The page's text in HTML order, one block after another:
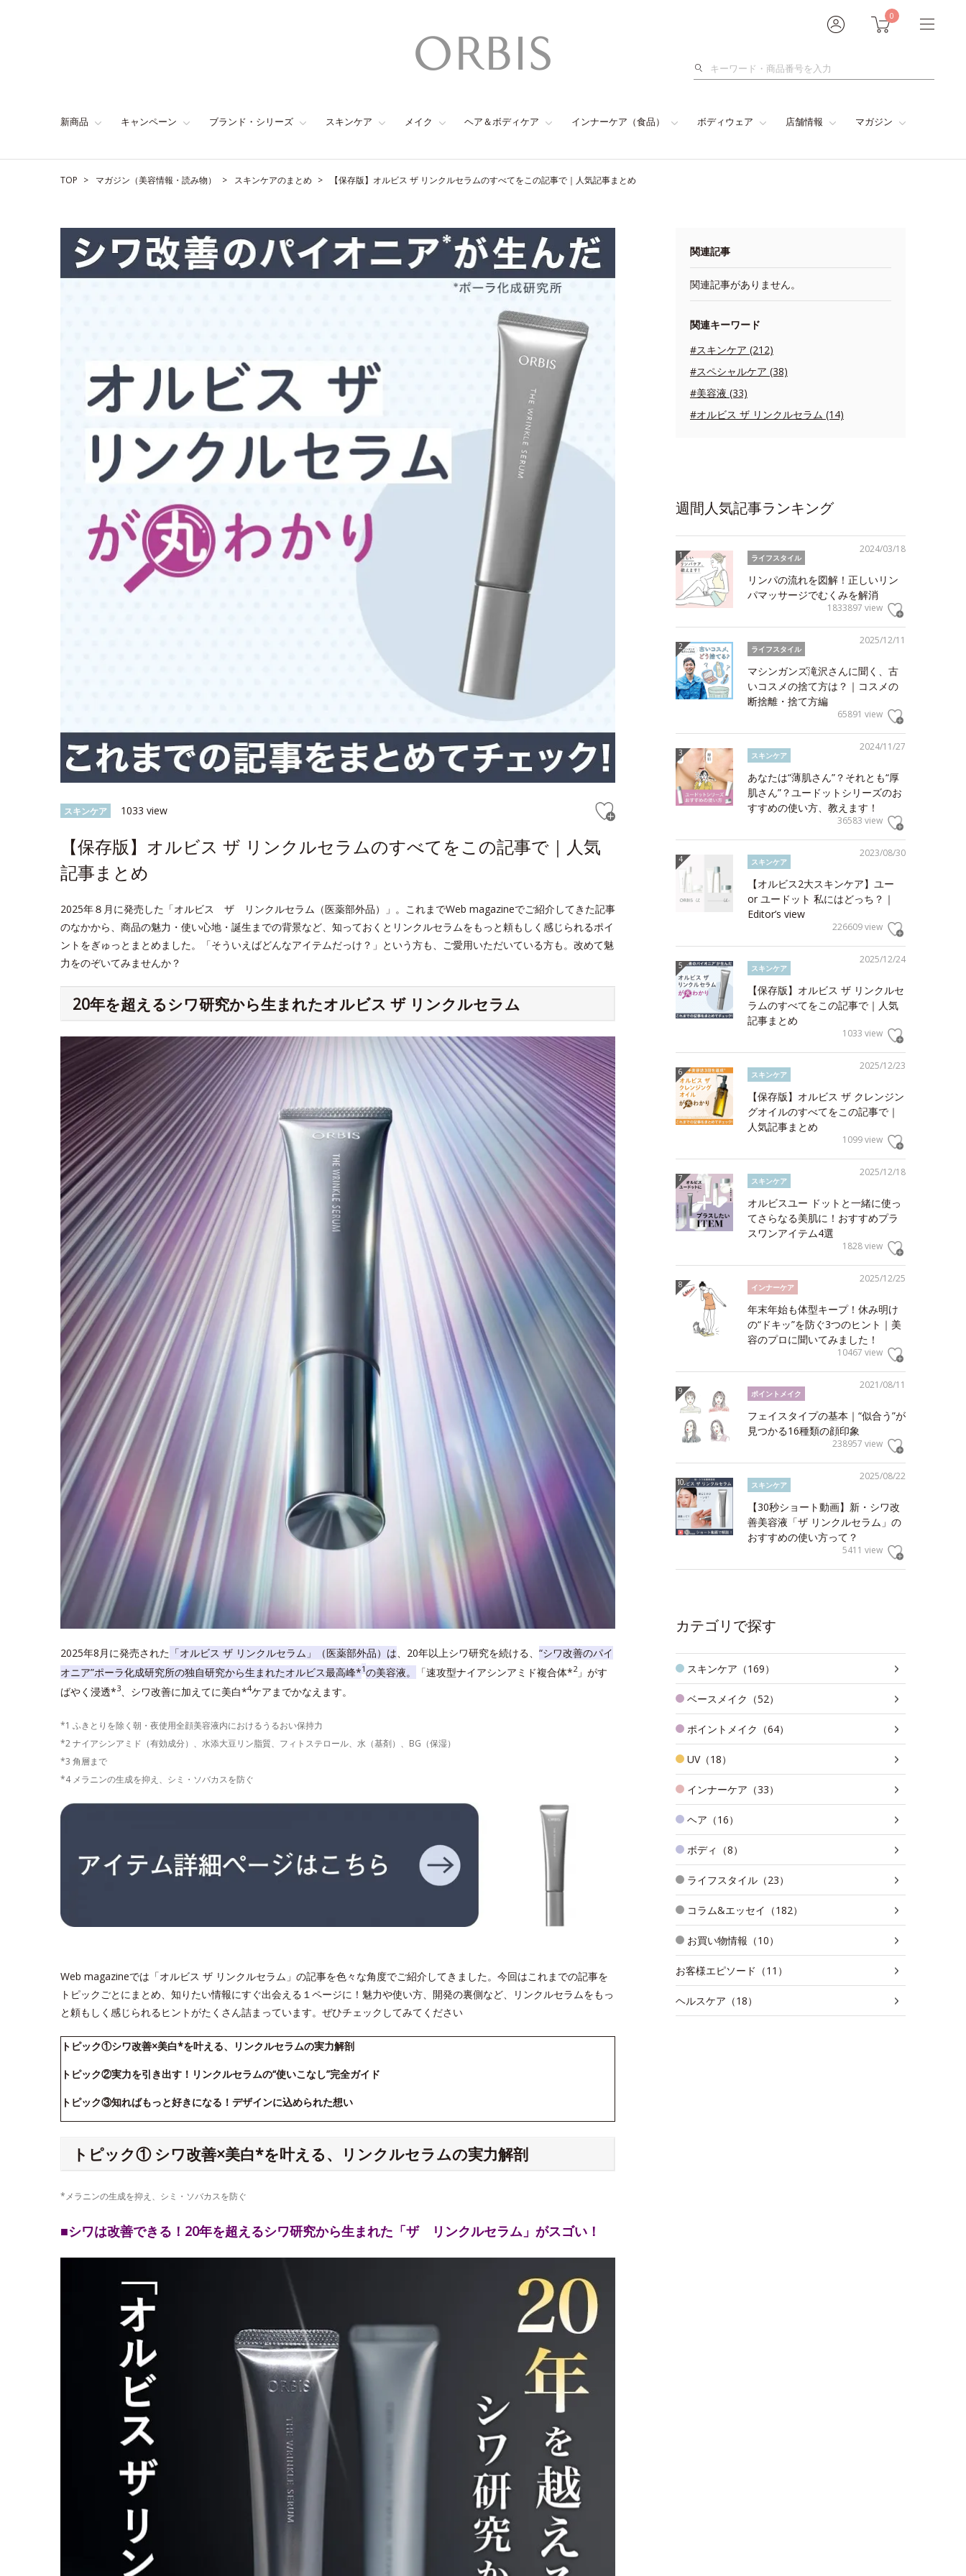
0
検
新商品 キャンペーン ブランド・シリーズ スキンケア メイク ヘア＆ボディケア インナーケア（食品） ボディウェア 店舗情報 マガジン
TOP マガジン（美容情報・読み物） スキンケアのまとめ 【保存版】オルビス ザ リンクルセラムのすべてをこの記事で｜人気記事まとめ
スキンケア 1033 view
【保存版】オルビス ザ リンクルセラムのすべてをこの記事で｜人気
記事まとめ
2025年８月に発売した「オルビス ザ リンクルセラム（医薬部外品）」。これまでWeb magazineでご紹介してきた記事
のなかから、商品の魅力・使い心地・誕生までの背景など、知っておくとリンクルセラムをもっと頼もしく感じられるポイ
ントをぎゅっとまとめました。「そういえばどんなアイテムだっけ？」という方も、ご愛用いただいている方も。改めて魅
力をのぞいてみませんか？
20年を超えるシワ研究から生まれたオルビス ザ リンクルセラム
2025年8月に発売された 「オルビス ザ リンクルセラム」（医薬部外品）は、20年以上シワ研究を続ける、 “シワ改善のパイ
オニア”ポーラ化成研究所の独自研究から生まれたオルビス最高峰*1の美容液。 「速攻型ナイアシンアミド複合体*2」がす
ばやく浸透*3 、シワ改善に加えてに美白*4ケアまでかなえます。
*1 ふきとりを除く朝・夜使用全顔美容液内におけるうるおい保持力
*2 ナイアシンアミド（有効成分）、水添大豆リン脂質、フィトステロール、水（基剤）、BG（保湿）
*3 角層まで
*4 メラニンの生成を抑え、シミ・ソバカスを防ぐ
Web magazineでは「オルビス ザ リンクルセラム」の記事を色々な角度でご紹介してきました。今回はこれまでの記事を
トピックごとにまとめ、知りたい情報にすぐ出会える１ページに！魅力や使い方、開発の裏側など、リンクルセラムをもっ
と頼もしく感じられるヒントがたくさん詰まっています。ぜひチェックしてみてください
トピック①シワ改善×美白*を叶える、リンクルセラムの実力解剖
トピック②実力を引き出す！リンクルセラムの“使いこなし”完全ガイド
トピック③知ればもっと好きになる！デザインに込められた想い
トピック① シワ改善×美白*を叶える、リンクルセラムの実力解剖
*メラニンの生成を抑え、シミ・ソバカスを防ぐ
■シワは改善できる！20年を超えるシワ研究から生まれた「ザ リンクルセラム」がスゴい！
関連記事
関連記事がありません。
関連キーワード
#スキンケア (212)
#スペシャルケア (38)
#美容液 (33)
#オルビス ザ リンクルセラム (14)
週間人気記事ランキング
2024/03/18
ライフスタイル
リンパの流れを図解！正しいリン
パマッサージでむくみを解消
1833897 view
2025/12/11
ライフスタイル
マシンガンズ滝沢さんに聞く、古
いコスメの捨て方は？｜コスメの
断捨離・捨て方編
65891 view
2024/11/27
スキンケア
あなたは“薄肌さん”？それとも“厚
肌さん”？ユードットシリーズのお
すすめの使い方、教えます！
36583 view
2023/08/30
スキンケア
【オルビス2大スキンケア】ユー
or ユードット 私にはどっち？｜
Editor’s view
226609 view
2025/12/24
スキンケア
【保存版】オルビス ザ リンクルセ
ラムのすべてをこの記事で｜人気
記事まとめ
1033 view
2025/12/23
スキンケア
【保存版】オルビス ザ クレンジン
グオイルのすべてをこの記事で｜
人気記事まとめ
1099 view
2025/12/18
スキンケア
オルビスユー ドットと一緒に使っ
てさらなる美肌に！おすすめプラ
スワンアイテム4選
1828 view
2025/12/25
インナーケア
年末年始も体型キープ！休み明け
の“ドキッ”を防ぐ3つのヒント｜美
容のプロに聞いてみました！
10467 view
2021/08/11
ポイントメイク
フェイスタイプの基本｜“似合う”が
見つかる16種類の顔印象
238957 view
2025/08/22
スキンケア
【30秒ショート動画】新・シワ改
善美容液「ザ リンクルセラム」の
おすすめの使い方って？
5411 view
カテゴリで探す
スキンケア（169）
ベースメイク（52）
ポイントメイク（64）
UV（18）
インナーケア（33）
ヘア（16）
ボディ（8）
ライフスタイル（23）
コラム&エッセイ（182）
お買い物情報（10）
お客様エピソード（11）
ヘルスケア（18）